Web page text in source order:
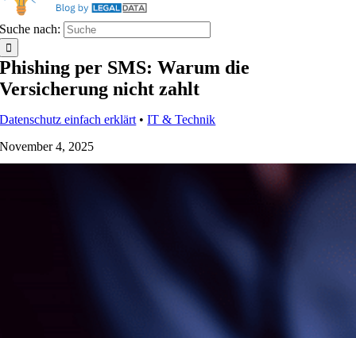
Suche nach:
Phishing per SMS: Warum die
Versicherung nicht zahlt
Datenschutz einfach erklärt •IT & Technik
November 4, 2025